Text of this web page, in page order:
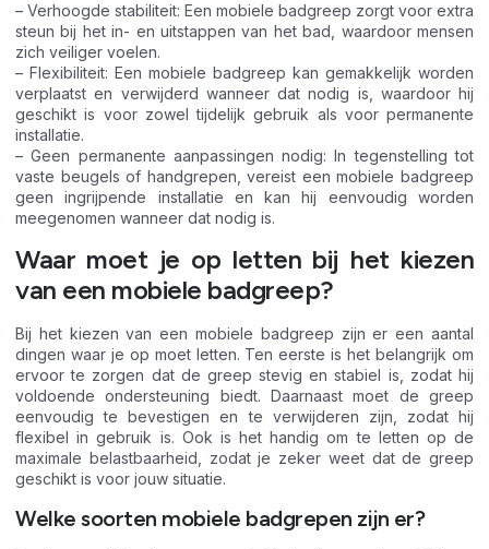
– Verhoogde stabiliteit: Een mobiele badgreep zorgt voor extra
steun bij het in- en uitstappen van het bad, waardoor mensen
zich veiliger voelen.
– Flexibiliteit: Een mobiele badgreep kan gemakkelijk worden
verplaatst en verwijderd wanneer dat nodig is, waardoor hij
geschikt is voor zowel tijdelijk gebruik als voor permanente
installatie.
– Geen permanente aanpassingen nodig: In tegenstelling tot
vaste beugels of handgrepen, vereist een mobiele badgreep
geen ingrijpende installatie en kan hij eenvoudig worden
meegenomen wanneer dat nodig is.
Waar moet je op letten bij het kiezen
van een mobiele badgreep?
Bij het kiezen van een mobiele badgreep zijn er een aantal
dingen waar je op moet letten. Ten eerste is het belangrijk om
ervoor te zorgen dat de greep stevig en stabiel is, zodat hij
voldoende ondersteuning biedt. Daarnaast moet de greep
eenvoudig te bevestigen en te verwijderen zijn, zodat hij
flexibel in gebruik is. Ook is het handig om te letten op de
maximale belastbaarheid, zodat je zeker weet dat de greep
geschikt is voor jouw situatie.
Welke soorten mobiele badgrepen zijn er?